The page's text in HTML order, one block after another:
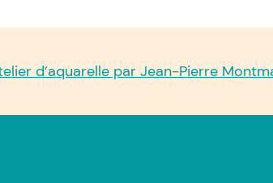
d’aquarelle par Jean-Pierre